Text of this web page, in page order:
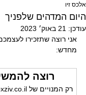
היום המדהים שלפניך
אלכס זיו
עודכן: 21 באוק׳ 2023
אני רוצה שתזכירו
מחדש:
רוצה